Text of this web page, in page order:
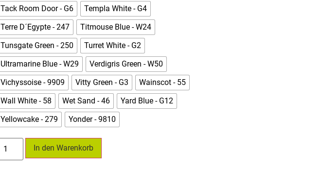
Tack Room Door - G6
Templa White - G4
Terre D´Egypte - 247
Titmouse Blue - W24
Tunsgate Green - 250
Turret White - G2
Ultramarine Blue - W29
Verdigris Green - W50
Vichyssoise - 9909
Vitty Green - G3
Wainscot - 55
Wall White - 58
Wet Sand - 46
Yard Blue - G12
Yellowcake - 279
Yonder - 9810
In den Warenkorb